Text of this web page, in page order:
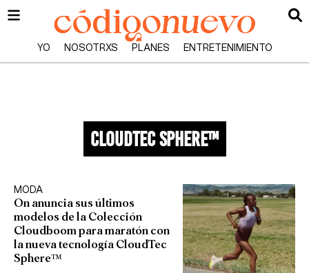
YO NOSOTRXS PLANES ENTRETENIMIENTO
cloudTec sphere™
MODA
On anuncia sus últimos
modelos de la Colección
Cloudboom para maratón con
la nueva tecnología CloudTec
Sphere™